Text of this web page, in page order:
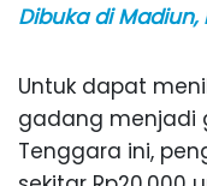
Dibuka di Madiun,
Untuk dapat
gadang menjadi
Tenggara ini,